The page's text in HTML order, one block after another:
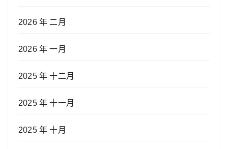
2026 年 二月
2026 年 一月
2025 年 十二月
2025 年 十一月
2025 年 十月